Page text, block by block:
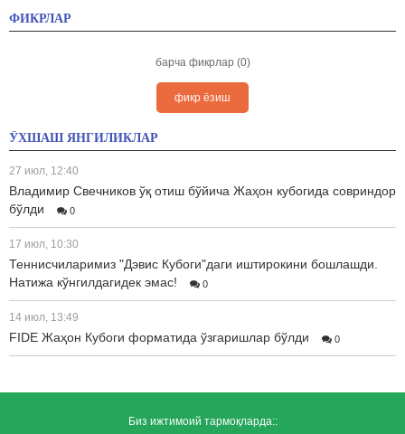
ФИКРЛАР
барча фикрлар (0)
фикр ёзиш
ЎХШАШ ЯНГИЛИКЛАР
27 июл, 12:40
Владимир Свечников ўқ отиш бўйича Жаҳон кубогида совриндор
бўлди
0
17 июл, 10:30
Теннисчиларимиз "Дэвис Кубоги"даги иштирокини бошлашди.
Натижа кўнгилдагидек эмас!
0
14 июл, 13:49
FIDE Жаҳон Кубоги форматида ўзгаришлар бўлди 0
Биз ижтимоий тармоқларда::